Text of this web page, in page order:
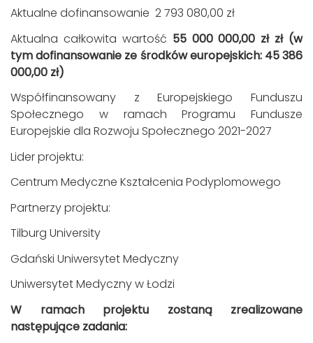
Aktualne dofinansowanie 2 793 080,00 zł
Aktualna całkowita wartość 55 000 000,00 zł zł (w
tym dofinansowanie ze środków europejskich: 45 386
000,00 zł)
Współfinansowany z Europejskiego Funduszu
Społecznego w ramach Programu Fundusze
Europejskie dla Rozwoju Społecznego 2021-2027
Lider projektu:
Centrum Medyczne Kształcenia Podyplomowego
Partnerzy projektu:
Tilburg University
Gdański Uniwersytet Medyczny
Uniwersytet Medyczny w Łodzi
W ramach projektu zostaną zrealizowane
następujące zadania: